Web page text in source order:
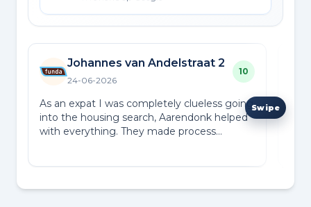
Johannes van Andelstraat 2
24-06-2026
10
As an expat I was completely clueless going
into the housing search, Aarendonk helped
with everything. They made process